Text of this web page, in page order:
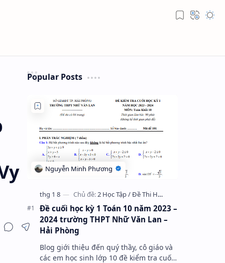
Popular Posts
Đề cuối học kỳ 1 Toán 10 năm 2023 –
2024 trường THPT Nhữ Văn Lan –
Hải Phòng
Blog giới thiệu đến quý thầy, cô giáo và
các em học sinh lớp 10 đề kiểm tra cuối